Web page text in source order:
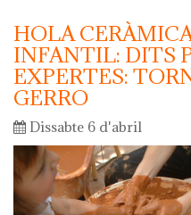
HOLA
INFANTIL: DITS
EXPERTES:
GERRO
Dissabte 6 d'abril